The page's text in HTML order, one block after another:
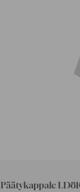
Päätykappale